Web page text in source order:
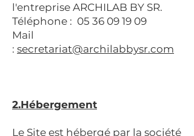
l'entreprise ARCHILAB BY SR.
Téléphone : 05 36 09 19 09
Mail
: secretariat@archilabbysr.com
2.Hébergement
Le Site est hébergé par la société